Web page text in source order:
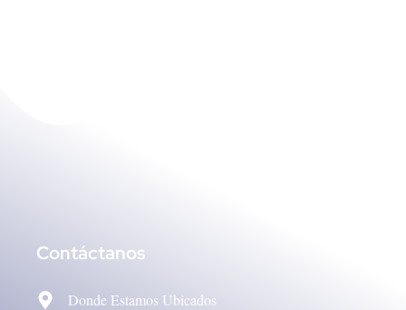
Contáctanos
Donde Estamos Ubicados